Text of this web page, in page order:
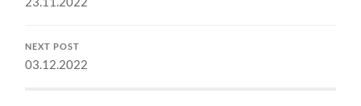
NEXT POST
03.12.2022